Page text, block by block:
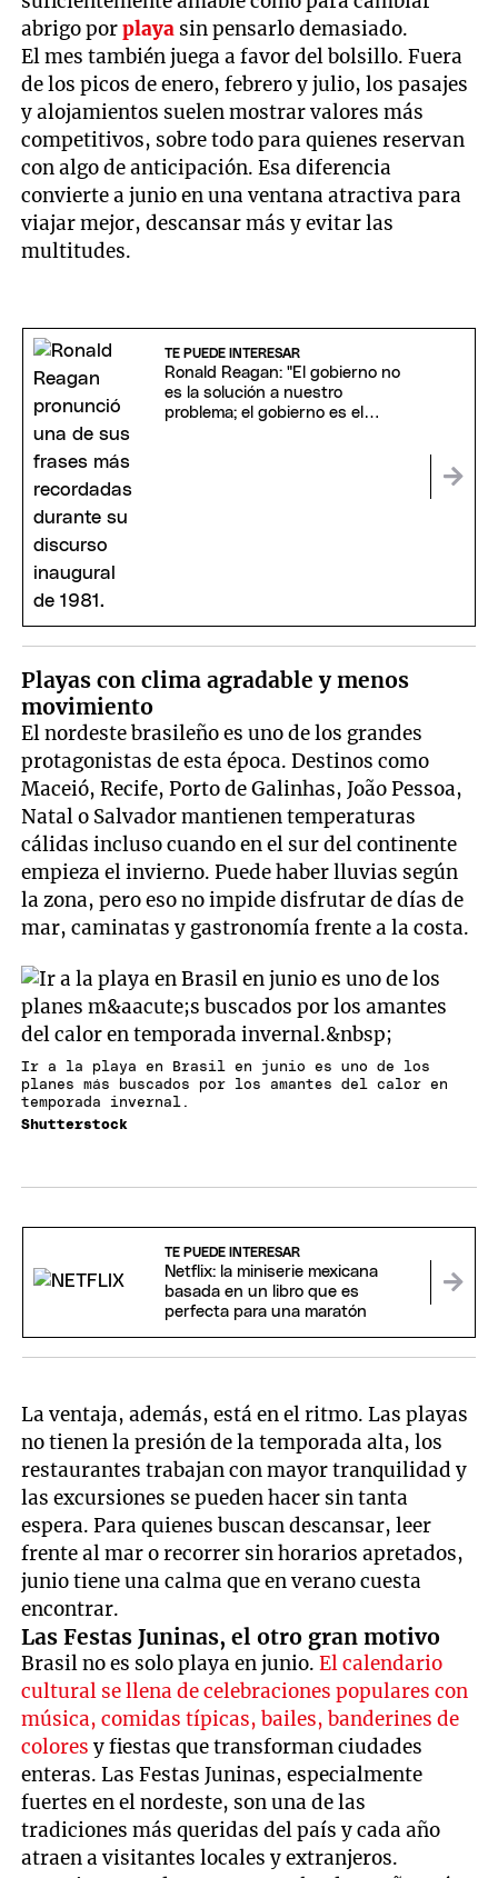
abrigo porplaya sin pensarlo demasiado.
El mes también juega a favor del bolsillo. Fuera
de los picos de enero, febrero y julio, los pasajes
y alojamientos suelen mostrar valores más
competitivos, sobre todo para quienes reservan
con algo de anticipación. Esa diferencia
convierte a junio en una ventana atractiva para
viajar mejor, descansar más y evitar las
multitudes.
TE PUEDE INTERESAR
Ronald Reagan: "El gobierno no
es la solución a nuestro
problema; el gobierno es el
Playas con clima agradable y menos
movimiento
El nordeste brasileño es uno de los grandes
protagonistas de esta época. Destinos como
Maceió, Recife, Porto de Galinhas, João Pessoa,
Natal o Salvador mantienen temperaturas
cálidas incluso cuando en el sur del continente
empieza el invierno. Puede haber lluvias según
la zona, pero eso no impide disfrutar de días de
mar, caminatas y gastronomía frente a la costa.
Ir a la playa en Brasil en junio es uno de los
planes más buscados por los amantes del calor en
temporada invernal.
Shutterstock
TE PUEDE INTERESAR
Netflix: la miniserie mexicana
basada en un libro que es
perfecta para una maratón
La ventaja, además, está en el ritmo. Las playas
no tienen la presión de la temporada alta, los
restaurantes trabajan con mayor tranquilidad y
las excursiones se pueden hacer sin tanta
espera. Para quienes buscan descansar, leer
frente al mar o recorrer sin horarios apretados,
junio tiene una calma que en verano cuesta
encontrar.
Las Festas Juninas, el otro gran motivo
Brasil no es solo playa en junio.El calendario
cultural se llena de celebraciones populares con
música, comidas típicas, bailes, banderines de
colores y fiestas que transforman ciudades
enteras. Las Festas Juninas, especialmente
fuertes en el nordeste, son una de las
tradiciones más queridas del país y cada año
atraen a visitantes locales y extranjeros.